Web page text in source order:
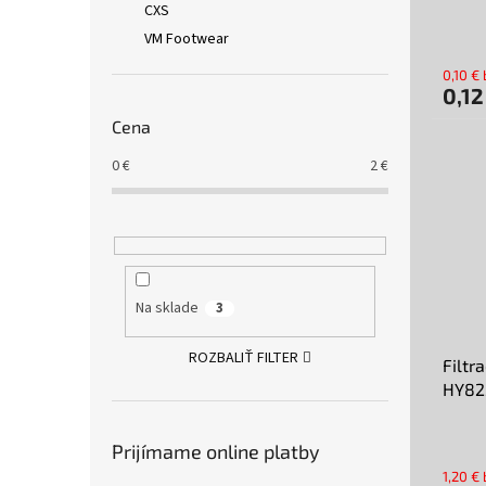
CXS
VM Footwear
Cena
0€ 2€
Na sklade 3
ROZBALIŤ FILTER
Prijímame online platby
0,10 €
1,20 €